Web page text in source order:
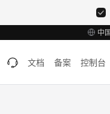
中
文档 备案 控制台